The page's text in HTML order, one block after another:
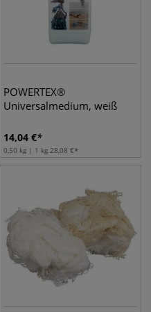
POWERTEX®
Universalmedium, weiß
14,04 €
0,50 kg | 1 kg 28,08 €